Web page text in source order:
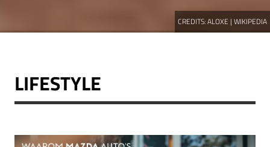
CREDITS:ALOXE | WIKIPEDIA
LIFESTYLE